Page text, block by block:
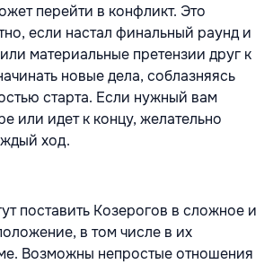
перейти в конфликт. Это
если настал финальный раунд и
материальные претензии друг к
новые дела, соблазняясь
старта. Если нужный вам
или идет к концу, желательно
ход.
поставить Козерогов в сложное и
в том числе в их
Возможны непростые отношения